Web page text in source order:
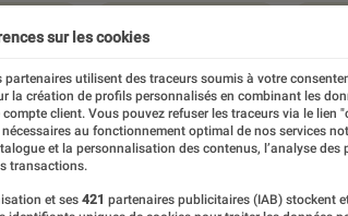
sur les cookies
partenaires utilisent des traceurs soumis à votre
la création de profils personnalisés en combinant les
compte client. Vous pouvez refuser les traceurs via le lien
au fonctionnement optimal de nos services
et la personnalisation des contenus, l’analyse des
transactions.
et ses 421 partenaires publicitaires (IAB) stockent